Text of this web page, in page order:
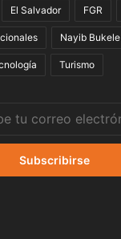
El Salvador FGR
Nayib Bukele
Turismo